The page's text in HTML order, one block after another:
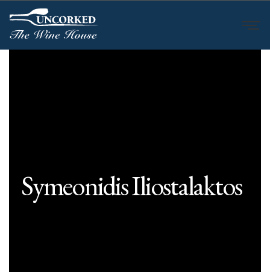
Symeonidis Iliostalaktos